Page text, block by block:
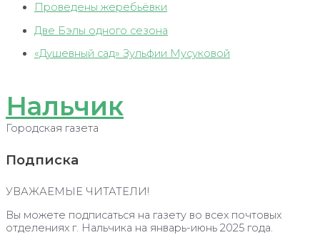
Проведены жеребьёвки
Две Бэлы одного сезона
«Душевный сад» Зульфии Мусуковой
Нальчик
Городская газета
Подписка
УВАЖАЕМЫЕ ЧИТАТЕЛИ!
Вы можете подписаться на газету во всех почтовых
отделениях г. Нальчика на январь-июнь 2025 года.